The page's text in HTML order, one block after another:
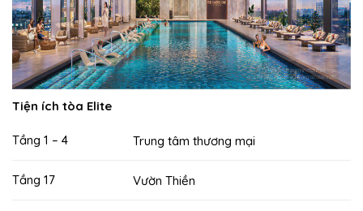
Tiện ích tòa Elite
Tầng 1 – 4 Trung tâm thương mại
Tầng 17 Vườn Thiền